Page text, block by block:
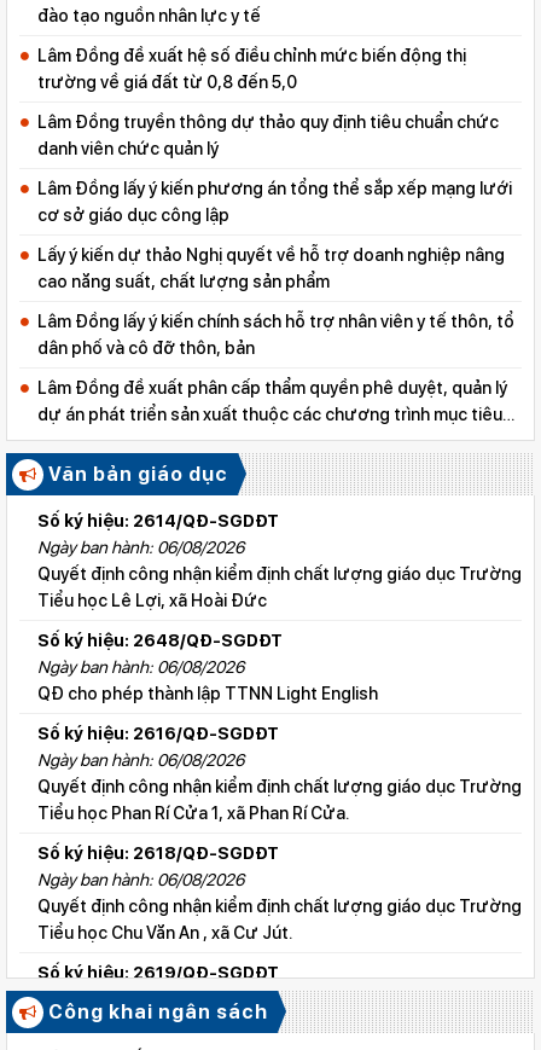
đào tạo nguồn nhân lực y tế
Lâm Đồng đề xuất hệ số điều chỉnh mức biến động thị
trường về giá đất từ 0,8 đến 5,0
Lâm Đồng truyền thông dự thảo quy định tiêu chuẩn chức
danh viên chức quản lý
Lâm Đồng lấy ý kiến phương án tổng thể sắp xếp mạng lưới
cơ sở giáo dục công lập
Lấy ý kiến dự thảo Nghị quyết về hỗ trợ doanh nghiệp nâng
cao năng suất, chất lượng sản phẩm
Lâm Đồng lấy ý kiến chính sách hỗ trợ nhân viên y tế thôn, tổ
dân phố và cô đỡ thôn, bản
Lâm Đồng đề xuất phân cấp thẩm quyền phê duyệt, quản lý
dự án phát triển sản xuất thuộc các chương trình mục tiêu
quốc gia
Văn bản giáo dục
Số ký hiệu: 2614/QĐ-SGDĐT
Ngày ban hành: 06/08/2026
Quyết định công nhận kiểm định chất lượng giáo dục Trường
Tiểu học Lê Lợi, xã Hoài Đức
Số ký hiệu: 2648/QĐ-SGDĐT
Ngày ban hành: 06/08/2026
QĐ cho phép thành lập TTNN Light English
Số ký hiệu: 2616/QĐ-SGDĐT
Ngày ban hành: 06/08/2026
Quyết định công nhận kiểm định chất lượng giáo dục Trường
Tiểu học Phan Rí Cửa 1, xã Phan Rí Cửa.
Số ký hiệu: 2618/QĐ-SGDĐT
Ngày ban hành: 06/08/2026
Quyết định công nhận kiểm định chất lượng giáo dục Trường
Tiểu học Chu Văn An , xã Cư Jút.
Số ký hiệu: 2619/QĐ-SGDĐT
Ngày ban hành: 06/08/2026
Quyết định công nhận kiểm định chất lượng giáo dục Trường
Công khai ngân sách